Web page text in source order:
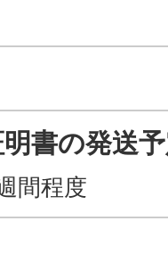
書の発送
間程度